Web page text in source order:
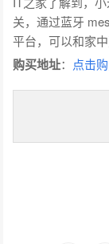
关，通过蓝牙
平台，可以和家中
购买地址： 点击